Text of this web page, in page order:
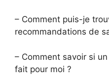
– Comment puis-je
recommandations de
– Comment savoir si
fait pour moi ?